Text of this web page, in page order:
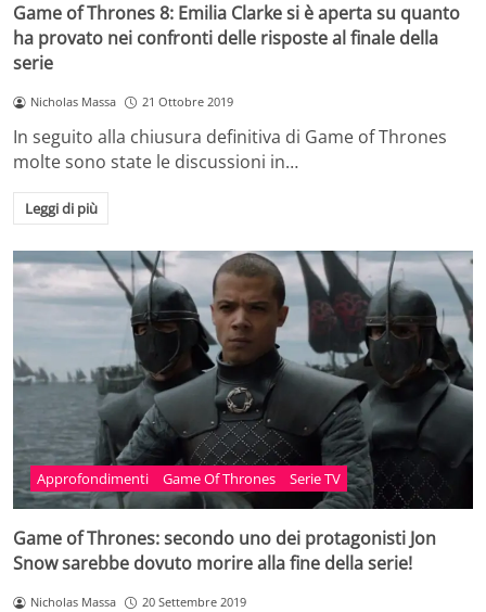
Game of Thrones 8: Emilia Clarke si è aperta su quanto
ha provato nei confronti delle risposte al finale della
serie
Nicholas Massa 21 Ottobre 2019
In seguito alla chiusura definitiva di Game of Thrones
molte sono state le discussioni in…
Leggi di più
Approfondimenti Game Of Thrones Serie TV
Game of Thrones: secondo uno dei protagonisti Jon
Snow sarebbe dovuto morire alla fine della serie!
Nicholas Massa 20 Settembre 2019